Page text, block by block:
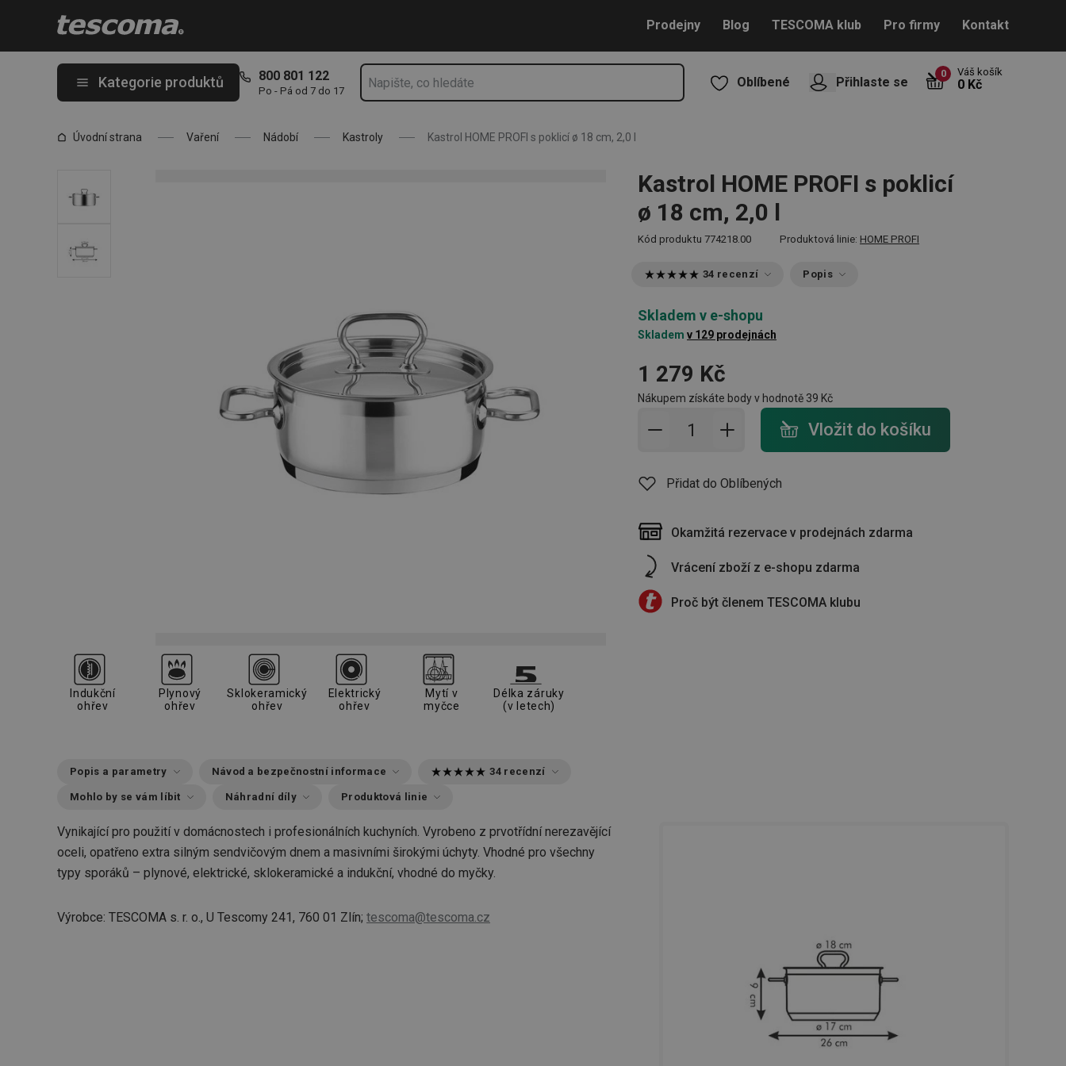
Prodejny Blog TESCOMA klub Pro firmy Kontakt
Kategorie produktů 800 801 122
Po - Pá od 7 do 17
Oblíbené Přihlaste se
0 Váš košík
0 Kč
Úvodní strana Vaření Nádobí Kastroly Kastrol HOME PROFI s poklicí ø 18 cm, 2,0 l
Kastrol HOME PROFI s poklicí
ø 18 cm, 2,0 l
Kód produktu 774218.00 Produktová linie: HOME PROFI
34 recenzí Popis
Skladem v e-shopu
Skladem v 129 prodejnách
1 279 Kč
Nákupem získáte body v hodnotě 39 Kč
Přidat do košíku - počet
Vložit do košíku
Přidat do Oblíbených
Okamžitá rezervace v prodejnách zdarma
Vrácení zboží z e-shopu zdarma
Proč být členem TESCOMA klubu
Indukční
ohřev
Plynový
ohřev
Sklokeramický
ohřev
Elektrický
ohřev
Mytí v
myčce
Délka záruky
(v letech)
Popis a parametry Návod a bezpečnostní informace 34 recenzí
Mohlo by se vám líbit Náhradní díly Produktová linie
Vynikající pro použití v domácnostech i profesionálních kuchyních. Vyrobeno z prvotřídní nerezavějící
oceli, opatřeno extra silným sendvičovým dnem a masivními širokými úchyty. Vhodné pro všechny
typy sporáků – plynové, elektrické, sklokeramické a indukční, vhodné do myčky.
Výrobce: TESCOMA s. r. o., U Tescomy 241, 760 01 Zlín; tescoma@tescoma.cz